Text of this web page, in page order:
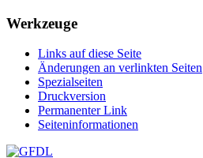
Werkzeuge
Links auf diese Seite
Änderungen an verlinkten Seiten
Spezialseiten
Druckversion
Permanenter Link
Seiten­­informationen